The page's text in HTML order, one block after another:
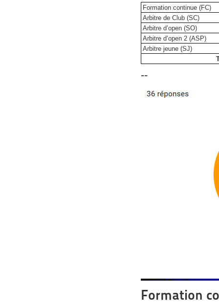
Formation continue (FC)
Arbitre de Club (SC)
Arbitre d’open (SO)
Arbitre d’open 2 (ASP)
Arbitre jeune (SJ)
--
Formation